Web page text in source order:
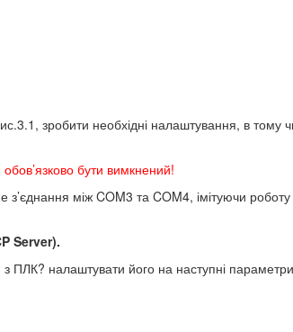
зробити необхідні налаштування, в тому
обов’язково бути вимкнений!
з’єднання між COM3 та COM4, імітуючи
Server).
ПЛК? налаштувати його на наступні